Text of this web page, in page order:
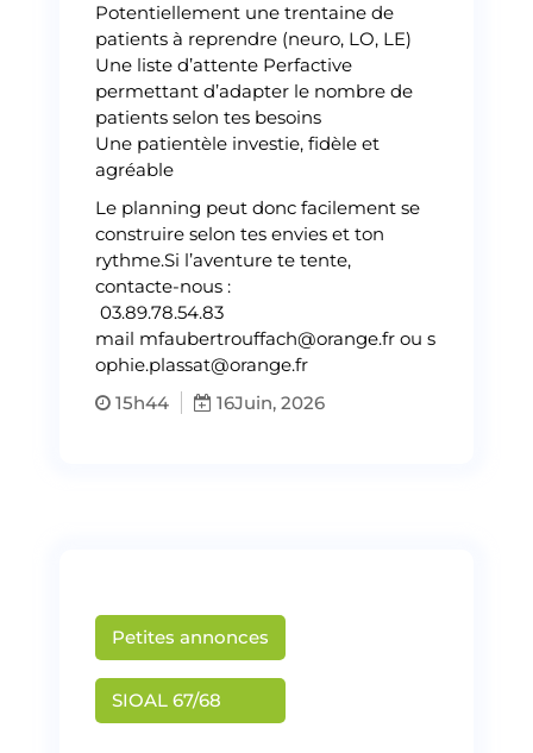
Potentiellement une trentaine de
patients à reprendre (neuro, LO, LE)
Une liste d’attente Perfactive
permettant d’adapter le nombre de
patients selon tes besoins
Une patientèle investie, fidèle et
agréable
Le planning peut donc facilement se
construire selon tes envies et ton
rythme.Si l’aventure te tente,
contacte-nous :
03.89.78.54.83
mail mfaubertrouffach@orange.fr ou s
ophie.plassat@orange.fr
15h44
16Juin, 2026
Petites annonces
SIOAL 67/68